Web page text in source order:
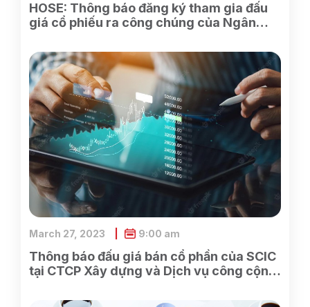
HOSE: Thông báo đăng ký tham gia đấu
giá cổ phiếu ra công chúng của Ngân
Thông báo đấu giá bán cổ phần của SCIC
tại CTCP Xây dựng và Dịch vụ công cộng
March 27, 2023 9:00 am